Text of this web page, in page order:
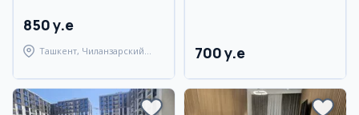
850 y.e
Ташкент, Чиланзарский
700 y.e